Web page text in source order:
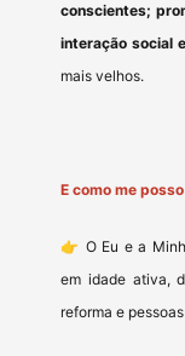
conscientes;
interação social
mais velhos.
E como me
👉 O Eu e a
em idade ativa,
reforma e